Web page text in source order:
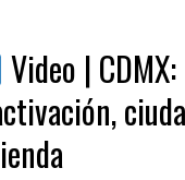
Video | CDMX: